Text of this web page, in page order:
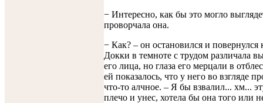
− Интересно, как бы это могло
проворчала она.
− Как? – он остановился и повернулся
Докки в темноте с трудом различала
его лица, но глаза его мерцали в
ей показалось, что у него во взгляде
что-то алчное. – Я бы взвалил... хм...
плечо и унес, хотела бы она того или